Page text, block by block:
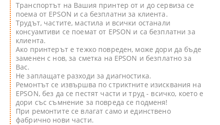
Транспортът на Вашия принтер от и до сервиза се
поема от EPSON и са безплатни за клиента.
Трудът, частите, мастила и всички останали
консуамтиви се поемат от EPSON и са безплатни за
клиента.
Ако принтерът е тежко повреден, може дори да бъде
заменен с нов, за сметка на EPSON и безплатно за
Вас.
Не заплащате разходи за диагностика.
Ремонтът се извършва по стриктните изисквания на
EPSON, без да се пестят части и труд - всичко, което е
дори със съмнение за повреда се подменя!
При ремонтите се влагат само и единствено
фабрично нови части.